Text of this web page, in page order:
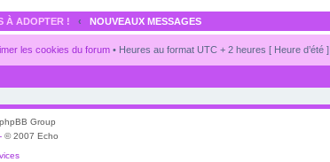
À ADOPTER ! ‹ NOUVEAUX MESSAGES
les cookies du forum • Heures au format UTC + 2 heures [ Heure d’été ]
Group
© 2007 Echo